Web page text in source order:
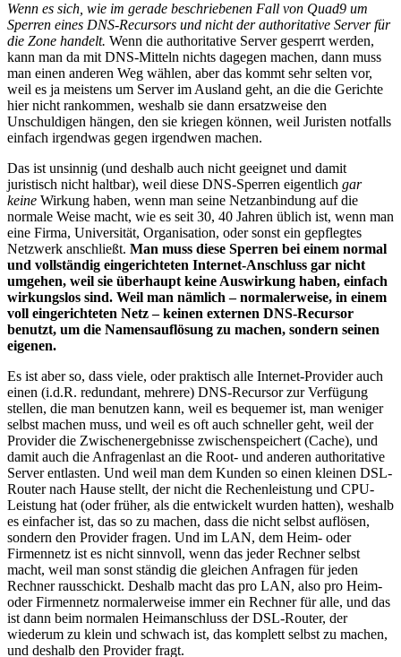
Wenn es sich, wie im gerade beschriebenen Fall von Quad9 um
Sperren eines DNS-Recursors und nicht der authoritative Server für
die Zone handelt. Wenn die authoritative Server gesperrt werden,
kann man da mit DNS-Mitteln nichts dagegen machen, dann muss
man einen anderen Weg wählen, aber das kommt sehr selten vor,
weil es ja meistens um Server im Ausland geht, an die die Gerichte
hier nicht rankommen, weshalb sie dann ersatzweise den
Unschuldigen hängen, den sie kriegen können, weil Juristen notfalls
einfach irgendwas gegen irgendwen machen.
Das ist unsinnig (und deshalb auch nicht geeignet und damit
juristisch nicht haltbar), weil diese DNS-Sperren eigentlich gar
keine Wirkung haben, wenn man seine Netzanbindung auf die
normale Weise macht, wie es seit 30, 40 Jahren üblich ist, wenn man
eine Firma, Universität, Organisation, oder sonst ein gepflegtes
Netzwerk anschließt. Man muss diese Sperren bei einem normal
und vollständig eingerichteten Internet-Anschluss gar nicht
umgehen, weil sie überhaupt keine Auswirkung haben, einfach
wirkungslos sind. Weil man nämlich – normalerweise, in einem
voll eingerichteten Netz – keinen externen DNS-Recursor
benutzt, um die Namensauflösung zu machen, sondern seinen
eigenen.
Es ist aber so, dass viele, oder praktisch alle Internet-Provider auch
einen (i.d.R. redundant, mehrere) DNS-Recursor zur Verfügung
stellen, die man benutzen kann, weil es bequemer ist, man weniger
selbst machen muss, und weil es oft auch schneller geht, weil der
Provider die Zwischenergebnisse zwischenspeichert (Cache), und
damit auch die Anfragenlast an die Root- und anderen authoritative
Server entlasten. Und weil man dem Kunden so einen kleinen DSL-
Router nach Hause stellt, der nicht die Rechenleistung und CPU-
Leistung hat (oder früher, als die entwickelt wurden hatten), weshalb
es einfacher ist, das so zu machen, dass die nicht selbst auflösen,
sondern den Provider fragen. Und im LAN, dem Heim- oder
Firmennetz ist es nicht sinnvoll, wenn das jeder Rechner selbst
macht, weil man sonst ständig die gleichen Anfragen für jeden
Rechner rausschickt. Deshalb macht das pro LAN, also pro Heim-
oder Firmennetz normalerweise immer ein Rechner für alle, und das
ist dann beim normalen Heimanschluss der DSL-Router, der
wiederum zu klein und schwach ist, das komplett selbst zu machen,
und deshalb den Provider fragt.